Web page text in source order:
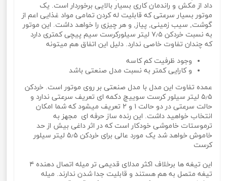
داد از مکش و راندمان کاری بسیار بالایی برخوردار است. یک
موتور بسیار سرعتی که قابلیت له کردن تمامی مواد غذایی اعم از
گوشت, سیب زمینی, پیاز, و هر چیزی را خواهد داشت. این موتور
به نسبت خردکن ۷٫۵ لیتر سیلورکرست سیم پیچی کمتری دارد
که چندان تفاوت خاصی ندارد. دلیل این اتفاق هم میتونه
وجود ظرفیت کم کاسه
و کارایی کمتر به نسبت مدل صنعتی باشد
عمده تفاوت این مدل با مدل صنعتی بر روی موتور است. خردکن
۵٫۵ لیتر سیلور کرست سوییچ دکمه ای تعریف سرعتی ندارد و
حالت سرعتی در دو حالت ۱ و ۲ تعریف میشود که شما امکان
انتخاب خواهید داشت. این رنده ساز حرفه ای مجهز به
ترموستات خاموشی خودکار است که در اثر داغی بیش از حد
خاموش خواهد شد یک مورد عالی برای خردکن ۵٫۵ لیتر سیلور
کرست
این تیغه ها برخلاف اکثر مدلای قدیمی تر میله اتصال دهنده ۴
تیغه متصل به هم هستند و قابلیت جدا شدن ندارند. میله